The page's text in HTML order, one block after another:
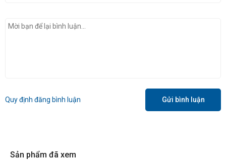
Quy định đăng bình luận Gửi bình luận
Sản phẩm đã xem